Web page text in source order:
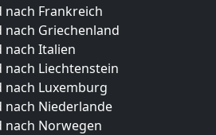
nach Frankreich
nach Griechenland
nach Italien
nach Liechtenstein
nach Luxemburg
nach Niederlande
nach Norwegen